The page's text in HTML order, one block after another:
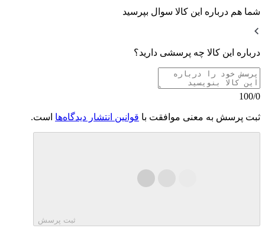
شما هم درباره این کالا سوال بپرسید
درباره این کالا چه پرسشی دارید؟
100/0
ثبت پرسش به معنی موافقت با قوانین انتشار دیدگاه‌ها است.
ثبت پرسش